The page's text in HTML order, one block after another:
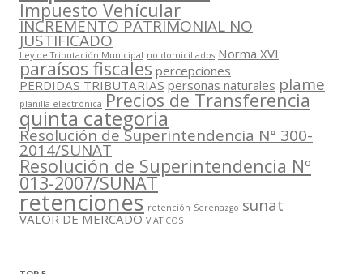
Impuesto Vehícular
INCREMENTO PATRIMONIAL NO
JUSTIFICADO
Ley de Tributación Municipal no domiciliados Norma XVI
paraísos fiscales percepciones
PERDIDAS TRIBUTARIAS personas naturales plame
planilla electrónica Precios de Transferencia
quinta categoria
Resolución de Superintendencia N° 300-
2014/SUNAT
Resolución de Superintendencia Nº
013-2007/SUNAT
retenciones retención Serenazgo sunat
VALOR DE MERCADO VIATICOS